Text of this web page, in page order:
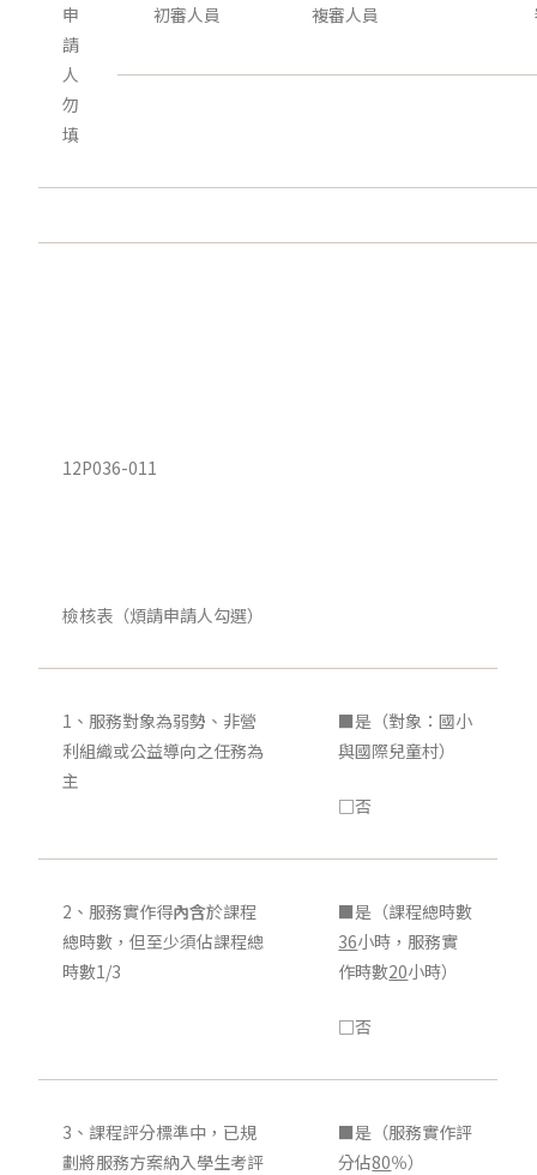
申
請
人
勿
填
初審人員 複審人員
12P036-011
檢核表（煩請申請人勾選）
1、服務對象為弱勢、非營
利組織或公益導向之任務為
主
■是（對象：國小
與國際兒童村）
□否
2、服務實作得內含於課程
總時數，但至少須佔課程總
時數1/3
■是（課程總時數
36小時，服務實
作時數20小時）
□否
3、課程評分標準中，已規
劃將服務方案納入學生考評
■是（服務實作評
分佔80％）